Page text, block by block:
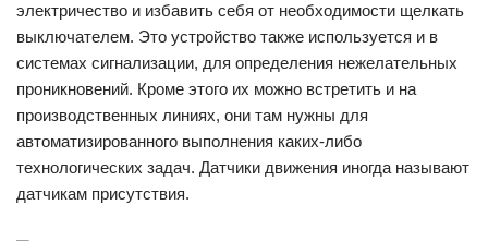
электричество и избавить себя от необходимости щелкать
выключателем. Это устройство также используется и в
системах сигнализации, для определения нежелательных
проникновений. Кроме этого их можно встретить и на
производственных линиях, они там нужны для
автоматизированного выполнения каких-либо
технологических задач. Датчики движения иногда называют
датчикам присутствия.